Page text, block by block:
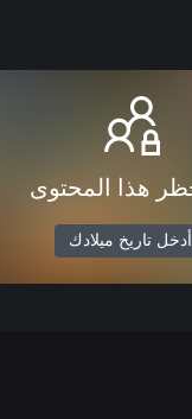
هذا المحتوى
أدخل تاريخ ميلادك